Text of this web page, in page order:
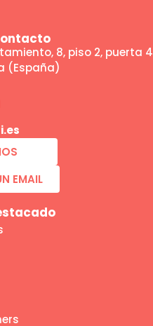
8, piso 2, puerta 4
(España)
EMAIL